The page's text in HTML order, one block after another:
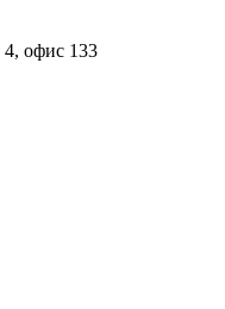
4, офис 133